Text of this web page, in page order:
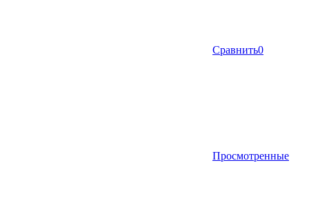
Сравнить0
Просмотренные